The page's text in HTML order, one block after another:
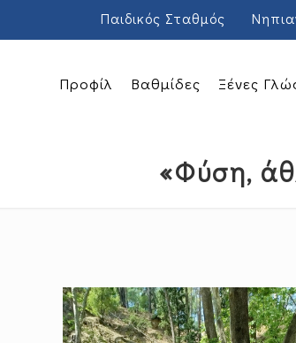
Παιδικός Σταθμός
Προφίλ Βαθμίδες Ξένες
«Φύση,